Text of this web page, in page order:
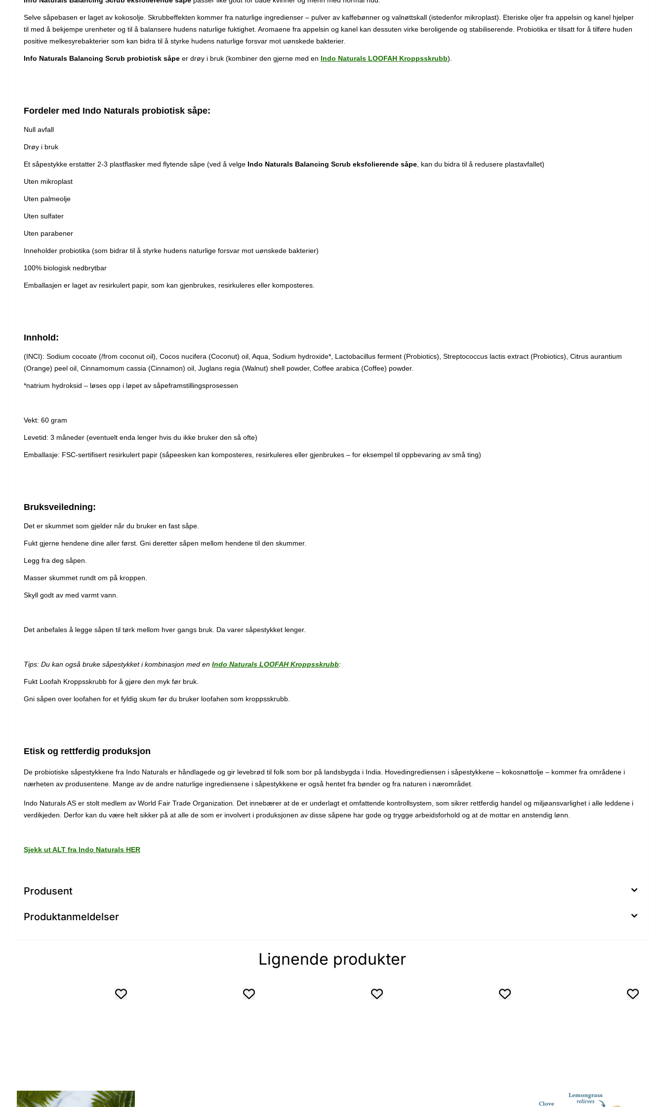
Selve såpebasen er laget av kokosolje. Skrubbeffekten kommer fra naturlige ingredienser – pulver av kaffebønner og valnøttskall (istedenfor mikroplast). Eteriske oljer fra appelsin og kanel hjelper
til med å bekjempe urenheter og til å balansere hudens naturlige fuktighet. Aromaene fra appelsin og kanel kan dessuten virke beroligende og stabiliserende. Probiotika er tilsatt for å tilføre huden
positive melkesyrebakterier som kan bidra til å styrke hudens naturlige forsvar mot uønskede bakterier.
Info Naturals Balancing Scrub probiotisk såpe er drøy i bruk (kombiner den gjerne med en Indo Naturals LOOFAH Kroppsskrubb).
Fordeler med Indo Naturals probiotisk såpe:
Null avfall
Drøy i bruk
Et såpestykke erstatter 2-3 plastflasker med flytende såpe (ved å velge Indo Naturals Balancing Scrub eksfolierende såpe , kan du bidra til å redusere plastavfallet)
Uten mikroplast
Uten palmeolje
Uten sulfater
Uten parabener
Inneholder probiotika (som bidrar til å styrke hudens naturlige forsvar mot uønskede bakterier)
100% biologisk nedbrytbar
Emballasjen er laget av resirkulert papir, som kan gjenbrukes, resirkuleres eller komposteres.
Innhold:
(INCI): Sodium cocoate (/from coconut oil), Cocos nucifera (Coconut) oil, Aqua, Sodium hydroxide*, Lactobacillus ferment (Probiotics), Streptococcus lactis extract (Probiotics), Citrus aurantium
(Orange) peel oil, Cinnamomum cassia (Cinnamon) oil, Juglans regia (Walnut) shell powder, Coffee arabica (Coffee) powder.
*natrium hydroksid – løses opp i løpet av såpeframstillingsprosessen
Vekt: 60 gram
Levetid: 3 måneder (eventuelt enda lenger hvis du ikke bruker den så ofte)
Emballasje: FSC-sertifisert resirkulert papir (såpeesken kan komposteres, resirkuleres eller gjenbrukes – for eksempel til oppbevaring av små ting)
Bruksveiledning:
Det er skummet som gjelder når du bruker en fast såpe.
Fukt gjerne hendene dine aller først. Gni deretter såpen mellom hendene til den skummer.
Legg fra deg såpen.
Masser skummet rundt om på kroppen.
Skyll godt av med varmt vann.
Det anbefales å legge såpen til tørk mellom hver gangs bruk. Da varer såpestykket lenger.
Tips: Du kan også bruke såpestykket i kombinasjon med en Indo Naturals LOOFAH Kroppsskrubb:
Fukt Loofah Kroppsskrubb for å gjøre den myk før bruk.
Gni såpen over loofahen for et fyldig skum før du bruker loofahen som kroppsskrubb.
Etisk og rettferdig produksjon
De probiotiske såpestykkene fra Indo Naturals er håndlagede og gir levebrød til folk som bor på landsbygda i India. Hovedingrediensen i såpestykkene – kokosnøttolje – kommer fra områdene i
nærheten av produsentene. Mange av de andre naturlige ingrediensene i såpestykkene er også hentet fra bønder og fra naturen i nærområdet.
Indo Naturals AS er stolt medlem av World Fair Trade Organization. Det innebærer at de er underlagt et omfattende kontrollsystem, som sikrer rettferdig handel og miljøansvarlighet i alle leddene i
verdikjeden. Derfor kan du være helt sikker på at alle de som er involvert i produksjonen av disse såpene har gode og trygge arbeidsforhold og at de mottar en anstendig lønn.
Sjekk ut ALT fra Indo Naturals HER
Produsent
Produktanmeldelser
Lignende produkter